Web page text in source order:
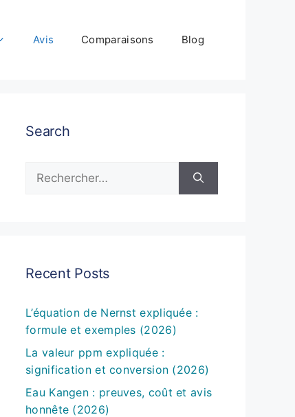
Avis Comparaisons Blog
Search
Rechercher :
Recent Posts
L’équation de Nernst expliquée :
formule et exemples (2026)
La valeur ppm expliquée :
signification et conversion (2026)
Eau Kangen : preuves, coût et avis
honnête (2026)